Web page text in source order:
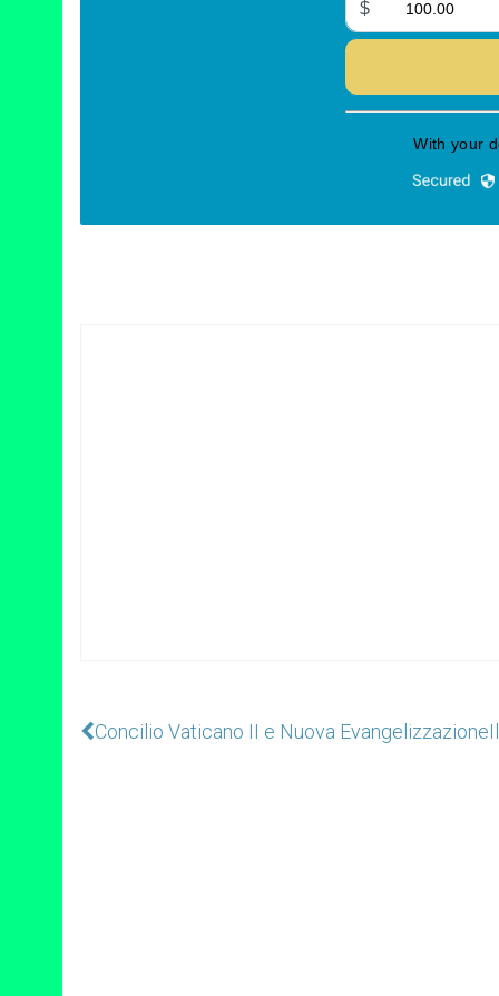
Concilio Vaticano II e Nuova Evangelizzazione